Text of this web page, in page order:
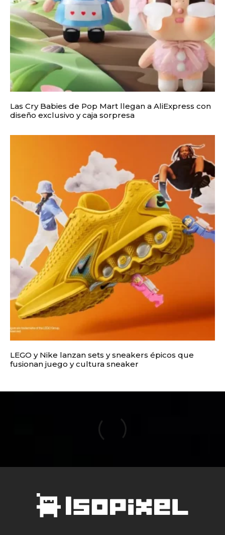
Las Cry Babies de Pop Mart llegan a AliExpress con
diseño exclusivo y caja sorpresa
LEGO y Nike lanzan sets y sneakers épicos que
fusionan juego y cultura sneaker